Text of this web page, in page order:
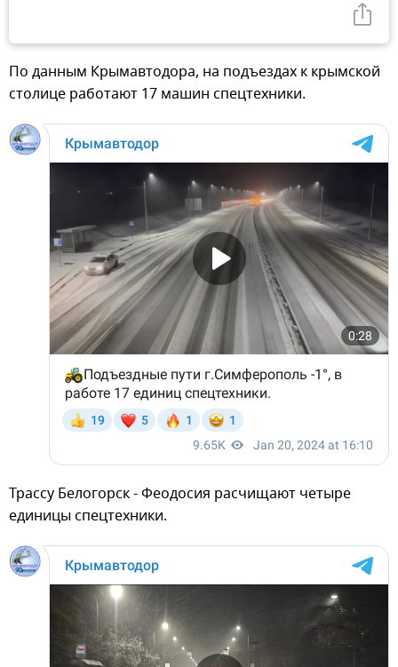
По данным Крымавтодора, на подъездах к крымской
столице работают 17 машин спецтехники.
Трассу Белогорск - Феодосия расчищают четыре
единицы спецтехники.